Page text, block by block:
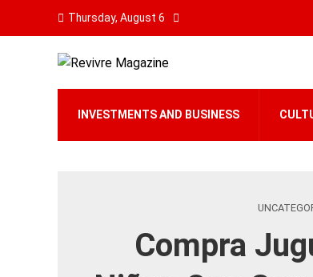
Thursday, August 6
INVESTMENTS AND BUSINESS
Compra